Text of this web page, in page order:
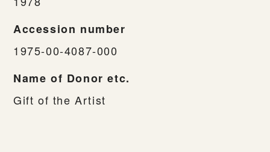
Accession number
1975-00-4087-000
Name of Donor etc.
Gift of the Artist